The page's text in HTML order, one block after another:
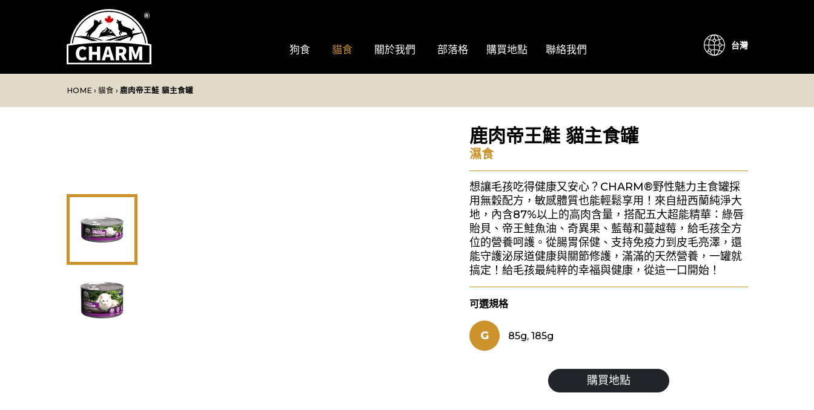
狗食 貓食 關於我們 部落格 購買地點 聯絡我們 台灣
HOME › 貓食 › 鹿肉帝王鮭 貓主食罐
鹿肉帝王鮭 貓主食罐
濕食
想讓毛孩吃得健康又安心？CHARM®野性魅力主食罐採
用無穀配方，敏感體質也能輕鬆享用！來自紐西蘭純淨大
地，內含87%以上的高肉含量，搭配五大超能精華：綠唇
貽貝、帝王鮭魚油、奇異果、藍莓和蔓越莓，給毛孩全方
位的營養呵護。從腸胃保健、支持免疫力到皮毛亮澤，還
能守護泌尿道健康與關節修護，滿滿的天然營養，一罐就
搞定！給毛孩最純粹的幸福與健康，從這一口開始！
可選規格
G 85g, 185g
購買地點